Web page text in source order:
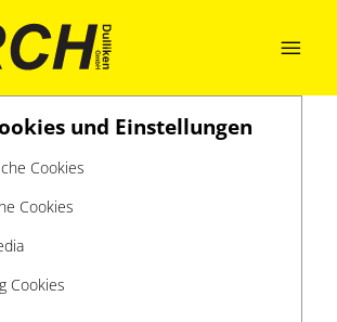

und Einstellungen
Cookies
Cookies
Cookies